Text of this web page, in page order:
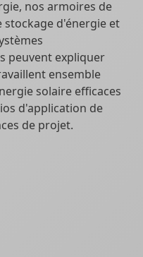
nos armoires de
d'énergie et
peuvent expliquer
ensemble
solaire efficaces
d'application de
de projet.